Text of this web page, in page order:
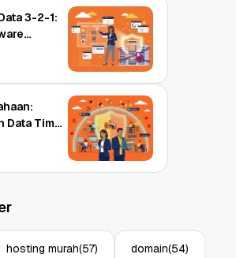
3-2-1:
Data Tim
hosting murah(57) domain(54)